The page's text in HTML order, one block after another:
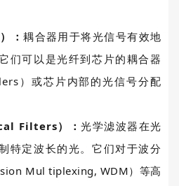
）：耦合器用于将光信号有效地
们可以是光纤到芯片的耦合器
）或芯片内部的光信号分配
Filters）： 光学滤波器在光
特定波长的光。 它们对于波分
Mul tiplexing, WDM）等高